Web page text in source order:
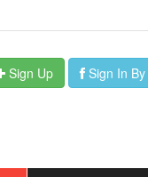
Sign Up Sign In